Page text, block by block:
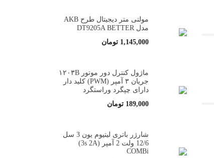
مولتی متر دیجیتال طرح AKB
مدل DT9205A BETTER
1,145,000 تومان
ماژول کنترل دور موتور ۱۲۰۳B
جریان ۳ آمپر (PWM) کلید دار
دارای چپگرد وراستگرد
189,000 تومان
شارژر باتری لیتیوم یون 3 سل
12/6 ولت 2 آمپر (3s 2A)
COMBi